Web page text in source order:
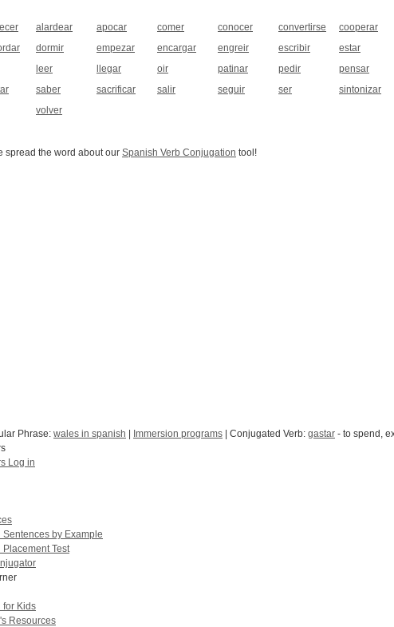
alardear apocar comer conocer convertirse cooperar
dormir empezar encargar engreir escribir estar
leer llegar oir patinar pedir pensar
saber sacrificar salir seguir ser sintonizar
volver
spread the word about our Spanish Verb Conjugation tool!
Phrase: wales in spanish Immersion programs | Conjugated Verb: gastar - to spend,
Log in
Sentences by Example
Placement Test
for Kids
Resources